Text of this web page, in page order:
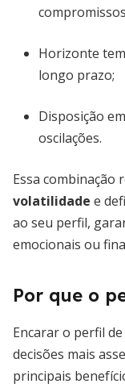
Horizonte
longo prazo;
Disposição
oscilações.
Essa combinação
volatilidade e
ao seu perfil,
emocionais ou
Por que o
Encarar o perfil
decisões mais
principais